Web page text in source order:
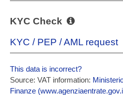
KYC Check
KYC / PEP / AML request
This data is incorrect?
Source: VAT information:
Finanze